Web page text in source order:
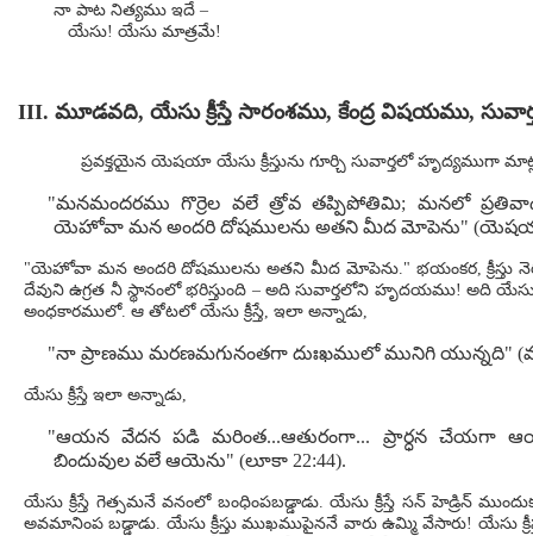
నా పాట నిత్యము ఇదే –
యేసు! యేసు మాత్రమే!
III. మూడవది, యేసు క్రీస్తే సారంశము, కేంద్ర విషయము,
ప్రవక్తయైన యెషయా యేసు క్రీస్తును గూర్చి సువార్తలో హృద్యముగా
"మనమందరము గొర్రెల వలే త్రోవ తప్పిపోతిమి; మనలో
యెహోవా మన అందరి దోషములను అతని మీద మోపెను" (యెషయా
"యెహోవా మన అందరి దోషములను అతని మీద మోపెను." భయంకర, క్రీస్తు
దేవుని ఉగ్రత నీ స్థానంలో భరిస్తుంది – అది సువార్తలోని హృదయము! అది
అంధకారములో. ఆ తోటలో యేసు క్రీస్తే, ఇలా అన్నాడు,
"నా ప్రాణము మరణమగునంతగా దుఃఖములో మునిగి యున్నది"
యేసు క్రీస్తే ఇలా అన్నాడు,
"ఆయన వేదన పడి మరింత...ఆతురంగా... ప్రార్ధన చేయగా
బిందువుల వలే ఆయెను" (లూకా 22:44).
యేసు క్రీస్తే గెత్సమనే వనంలో బంధింపబడ్డాడు. యేసు క్రీస్తే సన్ హెడ్రిన్
అవమానింప బడ్డాడు. యేసు క్రీస్తు ముఖముపైననే వారు ఉమ్మి వేసారు! యేసు